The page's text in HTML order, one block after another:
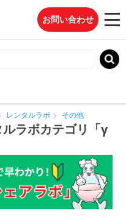
お問い合わせ
レンタルラボ その他
ラボカテゴリ「γ